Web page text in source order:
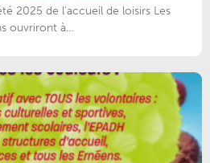
2025 de l’accueil de loisirs Les
ouvriront à...